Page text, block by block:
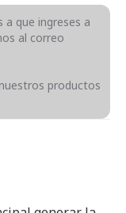
que ingreses a
al correo
productos